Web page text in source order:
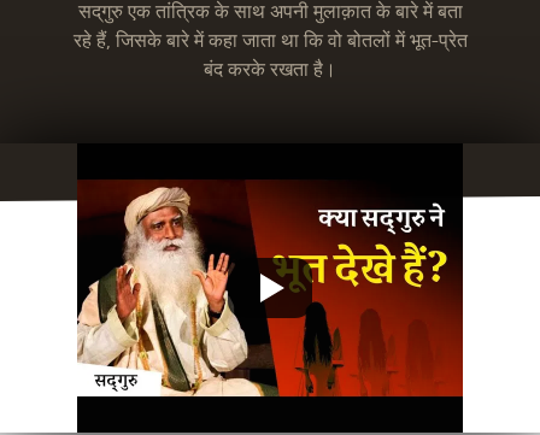
सद्‌गुरु एक तांत्रिक के साथ अपनी मुलाक़ात के बारे में बता
रहे हैं, जिसके बारे में कहा जाता था कि वो बोतलों में भूत-प्रेत
बंद करके रखता है।